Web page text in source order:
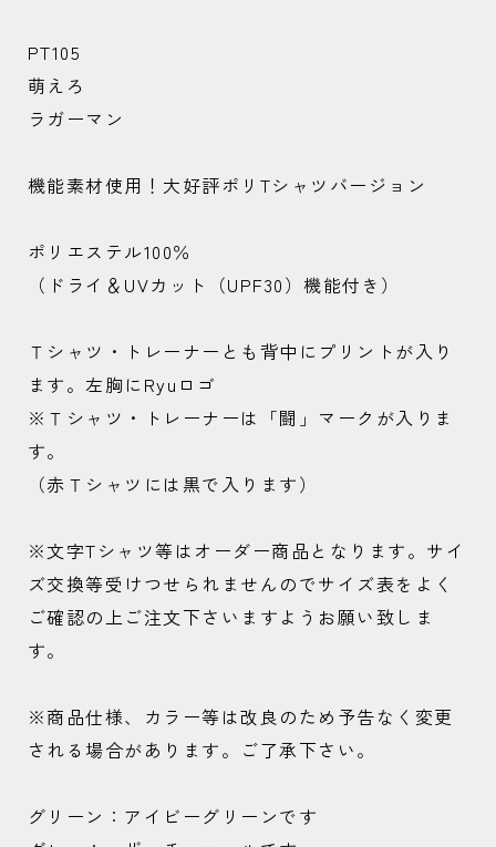
PT105
萌えろ
ラガーマン
機能素材使用！大好評ポリTシャツバージョン
ポリエステル100％
（ドライ＆UVカット（UPF30）機能付き）
Ｔシャツ・トレーナーとも背中にプリントが入り
ます。左胸にRyuロゴ
※Ｔシャツ・トレーナーは「闘」マークが入りま
す。
（赤Ｔシャツには黒で入ります）
※文字Tシャツ等はオーダー商品となります。サイ
ズ交換等受けつせられませんのでサイズ表をよく
ご確認の上ご注文下さいますようお願い致しま
す。
※商品仕様、カラー等は改良のため予告なく変更
される場合があります。ご了承下さい。
グリーン：アイビーグリーンです